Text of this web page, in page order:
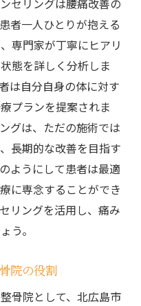
整骨院の選択
ための第一歩
セリングは腰痛改善の
者一人ひとりが抱える
専門家が丁寧にヒアリ
態を詳しく分析しま
は自分自身の体に対す
プランを提案されま
グは、ただの施術では
長期的な改善を目指す
ようにして患者は最適
に専念することができ
リングを活用し、痛み
う。
院の役割
骨院として、北広島市